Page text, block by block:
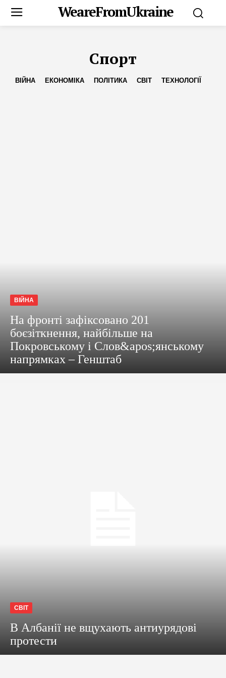
WeareFromUkraine
Спорт
ВІЙНА ЕКОНОМІКА ПОЛІТИКА СВІТ ТЕХНОЛОГІЇ
ВІЙНА
На фронті зафіксовано 201
боєзіткнення, найбільше на
Покровському і Слов&apos;янському
напрямках – Генштаб
СВІТ
В Албанії не вщухають антиурядові
протести